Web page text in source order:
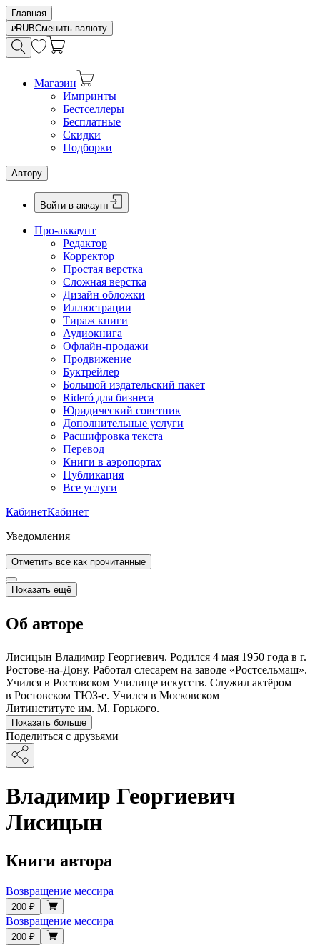
Главная
RUBСменить валюту
Магазин
Импринты
Бестселлеры
Бесплатные
Скидки
Подборки
Автору
Войти в аккаунт
Про-аккаунт
Редактор
Корректор
Простая верстка
Сложная верстка
Дизайн обложки
Иллюстрации
Тираж книги
Аудиокнига
Офлайн-продажи
Продвижение
Буктрейлер
Большой издательский пакет
Rideró для бизнеса
Юридический советник
Дополнительные услуги
Расшифровка текста
Перевод
Книги в аэропортах
Публикация
Все услуги
КабинетКабинет
Уведомления
Отметить все как прочитанные
Показать ещё
Об авторе
Лисицын Владимир Георгиевич. Родился 4 мая 1950 года в г.
Ростове-на-Дону. Работал слесарем на заводе «Ростсельмаш».
Учился в Ростовском Училище искусств. Служил актёром
в Ростовском ТЮЗ-е. Учился в Московском
Литинституте им. М. Горького.
Показать больше
Поделиться с друзьями
Владимир Георгиевич
Лисицын
Книги автора
Возвращение мессира
200 ₽
Возвращение мессира
200 ₽